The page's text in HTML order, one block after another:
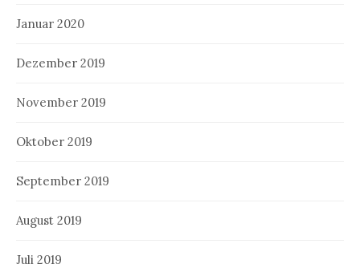
Januar 2020
Dezember 2019
November 2019
Oktober 2019
September 2019
August 2019
Juli 2019